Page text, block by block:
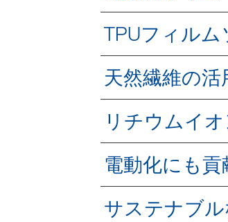
TPUフィル
天然繊維の
リチウムイ
電動化にも
サステナブ